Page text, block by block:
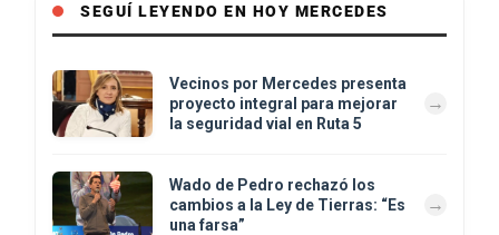
SEGUÍ LEYENDO EN HOY MERCEDES
Vecinos por Mercedes presenta
proyecto integral para mejorar
la seguridad vial en Ruta 5
Wado de Pedro rechazó los
cambios a la Ley de Tierras: “Es
una farsa”